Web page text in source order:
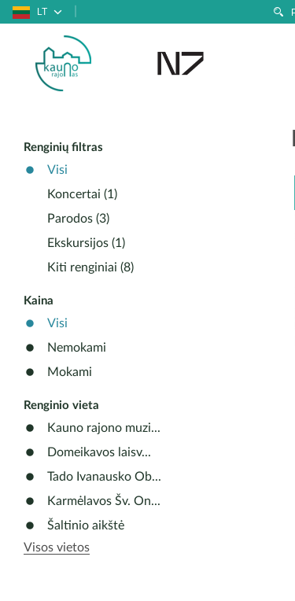
LT
Renginių filtras
Visi
Koncertai (1)
Parodos (3)
Ekskursijos (1)
Kiti renginiai (8)
Kaina
Visi
Nemokami
Mokami
Renginio vieta
Kauno rajono muzi...
Domeikavos laisv...
Tado Ivanausko Ob...
Karmėlavos Šv. On...
Šaltinio aikštė
Visos vietos